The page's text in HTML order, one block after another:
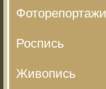
Фоторепортажи
Роспись
Живопись